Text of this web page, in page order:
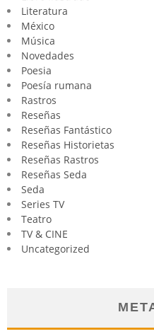
Literatura
México
Música
Novedades
Poesia
Poesía rumana
Rastros
Reseñas
Reseñas Fantástico
Reseñas Historietas
Reseñas Rastros
Reseñas Seda
Seda
Series TV
Teatro
TV & CINE
Uncategorized